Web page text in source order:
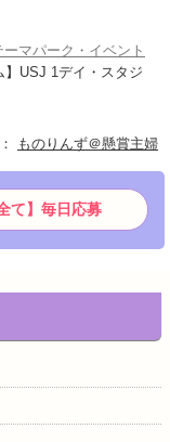
マパーク・イベント
】USJ 1デイ・スタジ
： ものりんず＠懸賞主婦
て】毎日応募